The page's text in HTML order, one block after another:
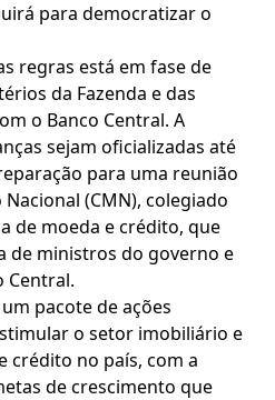
para democratizar o
regras está em fase de
da Fazenda e das
o Banco Central. A
sejam oficializadas até
para uma reunião
(CMN), colegiado
de moeda e crédito, que
de ministros do governo e
Central.
pacote de ações
o setor imobiliário e
crédito no país, com a
de crescimento que